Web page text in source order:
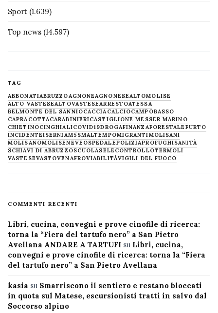
Sport (1.639)
Top news (14.597)
TAG
ABBONATIABRUZZOAGNONEAGNONESEALTOMOLISE
ALTO VASTESEALTOVASTESEARRESTOATESSA
BELMONTE DEL SANNIOCACCIACALCIOCAMPOBASSO
CAPRACOTTACARABINIERICASTIGLIONE MESSER MARINO
CHIETINOCINGHIALICOVID19DROGAFINANZAFORESTALE FURTO
INCIDENTEISERNIAM5SMALTEMPOMIGRANTIMOLISANI
MOLISANOMOLISENEVE OSPEDALEPOLIZIAPROFUGHISANITÀ
SCHIAVI DI ABRUZZOSCUOLASELECONTROLLOTERMOLI
VASTESEVASTOVENAFROVIABILITÀVIGILI DEL FUOCO
COMMENTI RECENTI
Libri, cucina, convegni e prove cinofile di ricerca:
torna la “Fiera del tartufo nero” a San Pietro
Avellana ANDARE A TARTUFI su Libri, cucina,
convegni e prove cinofile di ricerca: torna la “Fiera
del tartufo nero” a San Pietro Avellana
kasia su Smarriscono il sentiero e restano bloccati
in quota sul Matese, escursionisti tratti in salvo dal
Soccorso alpino